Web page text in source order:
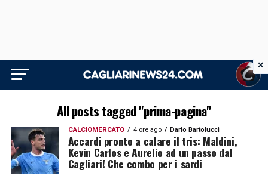
All posts tagged "prima-pagina"
CALCIOMERCATO 4 ore ago Dario Bartolucci
Accardi pronto a calare il tris: Maldini,
Kevin Carlos e Aurelio ad un passo dal
Cagliari! Che combo per i sardi
×